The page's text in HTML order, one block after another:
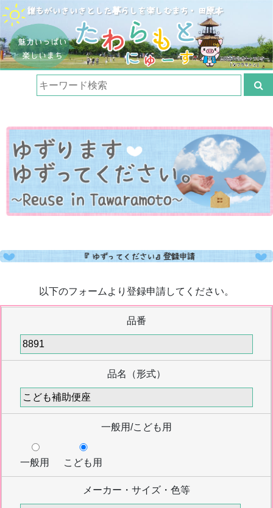
以下のフォームより登録申請してください。
品番
品名（形式）
一般用/こども用
一般用 こども用
メーカー・サイズ・色等